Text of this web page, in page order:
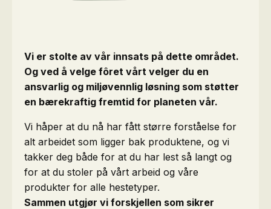
Vi er stolte av vår innsats på dette området.
Og ved å velge fôret vårt velger du en
ansvarlig og miljøvennlig løsning som støtter
en bærekraftig fremtid for planeten vår.
Vi håper at du nå har fått større forståelse for
alt arbeidet som ligger bak produktene, og vi
takker deg både for at du har lest så langt og
for at du stoler på vårt arbeid og våre
produkter for alle hestetyper.
Sammen utgjør vi forskjellen som sikrer